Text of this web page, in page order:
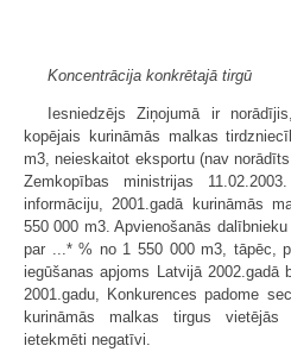
Koncentrācija konkrētajā tirgū
Iesniedzējs Ziņojumā ir
kopējais kurināmās malkas
m3, neieskaitot eksportu (nav
Zemkopības ministrijas
informāciju, 2001.gadā kurināmās
550 000 m3. Apvienošanās
par ...* % no 1 550 000 m3, tāpēc,
iegūšanas apjoms Latvijā
2001.gadu, Konkurences padome
kurināmās malkas tirgus vietējās
ietekmēti negatīvi.